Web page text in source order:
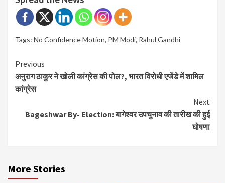
Tags: No Confidence Motion, PM Modi, Rahul Gandhi
Continue
Reading
Previous
अनुराग ठाकुर ने खोली कांग्रेस की पोल?, भारत विरोधी एजेंडे में शामिल
कांग्रेस
Next
Bageshwar By- Election: बागेश्वर उपचुनाव की तारीख की हुई
घोषणा
More Stories